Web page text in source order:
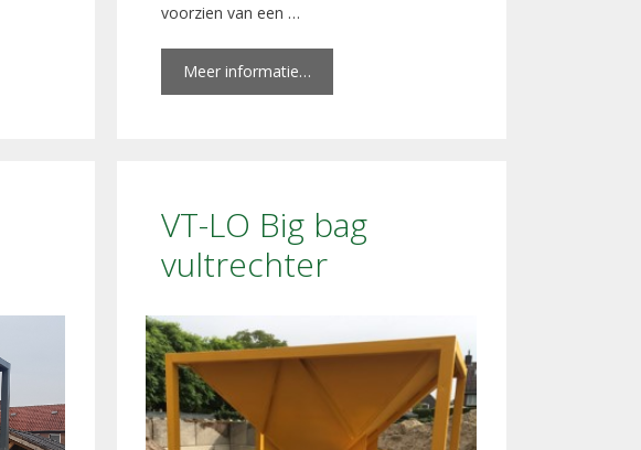
voorzien van een …
Meer informatie…
VT-LO Big bag
vultrechter